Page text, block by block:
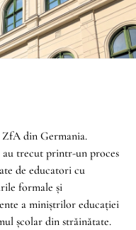
ZfA din Germania.
au trecut printr-un proces
de educatori cu
formale și
a miniștrilor educației
școlar din străinătate.